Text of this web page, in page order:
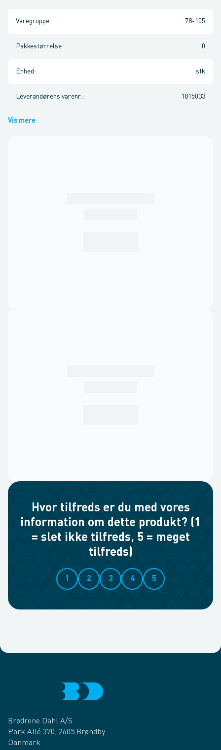
Varegruppe: 78-105
Pakkestørrelse: 0
Enhed : stk
Leverandørens varenr. : 1815033
Vis mere
Hvor tilfreds er du med vores
information om dette produkt? (1
= slet ikke tilfreds, 5 = meget
tilfreds)
1 2 3 4 5
Brødrene Dahl A/S
Park Allé 370, 2605 Brøndby
Danmark